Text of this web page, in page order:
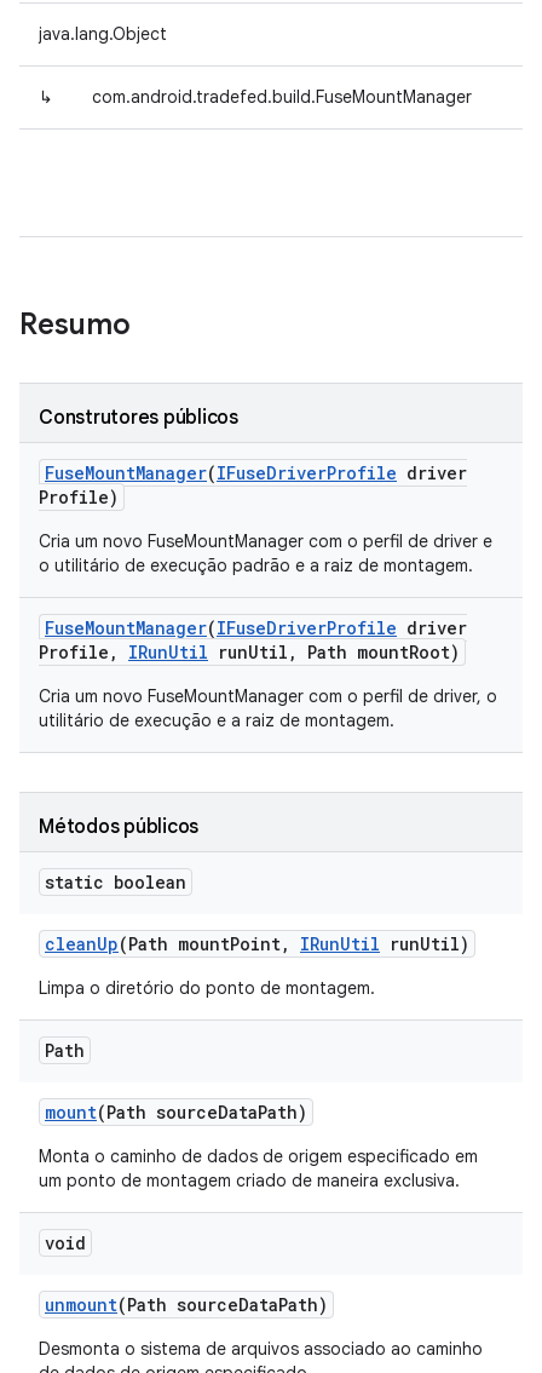
java.lang.Object
↳ com.android.tradefed.build.FuseMountManager
Resumo
Construtores públicos
FuseMountManager(IFuseDriverProfile driver
Profile)
Cria um novo FuseMountManager com o perfil de driver e
o utilitário de execução padrão e a raiz de montagem.
FuseMountManager(IFuseDriverProfile driver
Profile , IRunUtil runUtil , Path mountRoot)
Cria um novo FuseMountManager com o perfil de driver, o
utilitário de execução e a raiz de montagem.
Métodos públicos
static boolean
cleanUp(Path mountPoint, IRunUtil runUtil)
Limpa o diretório do ponto de montagem.
Path
mount(Path sourceDataPath)
Monta o caminho de dados de origem especificado em
um ponto de montagem criado de maneira exclusiva.
void
unmount(Path sourceDataPath)
Desmonta o sistema de arquivos associado ao caminho